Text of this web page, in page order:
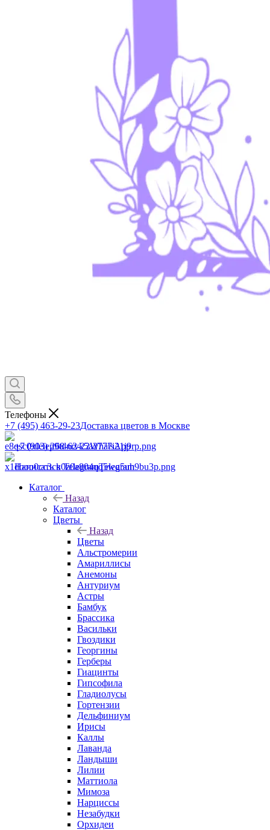
Телефоны
+7 (495) 463-29-23Доставка цветов в Москве
+7 (903) 268-62-22WhatsApp
Написать в TelegramTelegram
Каталог
Назад
Каталог
Цветы
Назад
Цветы
Альстромерии
Амариллисы
Анемоны
Антуриум
Астры
Бамбук
Брассика
Васильки
Гвоздики
Георгины
Герберы
Гиацинты
Гипсофила
Гладиолусы
Гортензии
Дельфиниум
Ирисы
Каллы
Лаванда
Ландыши
Лилии
Маттиола
Мимоза
Нарциссы
Незабудки
Орхидеи